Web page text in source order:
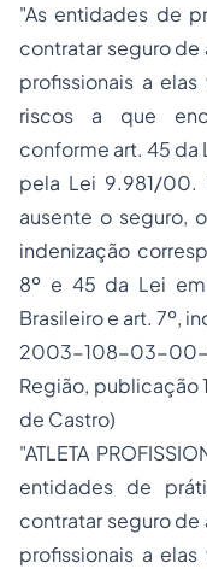
"As entidades de
contratar seguro
profissionais a
riscos a que
conforme art. 45 da
pela Lei 9.981/00.
ausente o seguro,
indenização
8º e 45 da Lei
Brasileiro e art. 7º,
2003-108-03-00-2
Região, publicação
de Castro)
"ATLETA
entidades de
contratar seguro
profissionais a